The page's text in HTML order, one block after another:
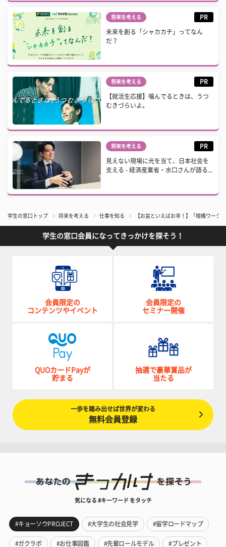
将来を考える PR
未来を創る「シャカカチ」ってなん
だ？
将来を考える PR
【就活生応援】噛んでるときは、うつ
むきづらいよ。
将来を考える PR
見えない現場に光を当て、日本社会を
支える - 経済産業省・水口さんが語る...
学生の窓口トップ 将来を考える 仕事を知る 【お盆といえばお寺！】「棺桶ワーク
学生の窓口会員になってきっかけを探そう！
会員限定の
コンテンツやイベント
会員限定の
セミナー開催
QUOカードPayが
貯まる
抽選で豪華賞品が
当たる
一歩を踏み出せば世界が変わる
無料会員登録
気になる #キーワード をタッチ
#キョーソウPROJECT #大学生の社会見学 #留学ロードマップ
#ガクラボ #お仕事図鑑 #先輩ロールモデル #プレゼント